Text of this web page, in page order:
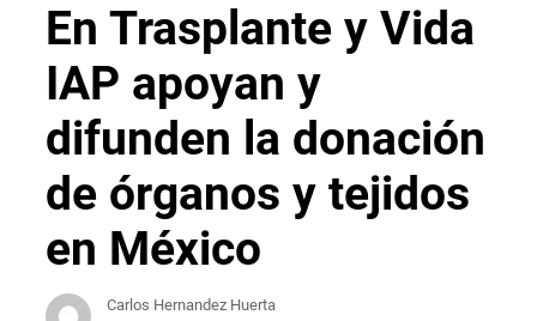
En Trasplante y Vida
IAP apoyan y
difunden la donación
de órganos y tejidos
en México
Carlos Hernandez Huerta